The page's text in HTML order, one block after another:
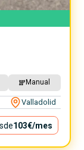
Manual
Valladolid
103€/mes